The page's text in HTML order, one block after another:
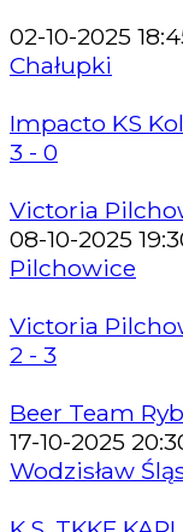
02-10-2025
Chałupki
Impacto KS
3 - 0
Victoria
08-10-2025
Pilchowice
Victoria
2 - 3
Beer Team
17-10-2025
Wodzisław